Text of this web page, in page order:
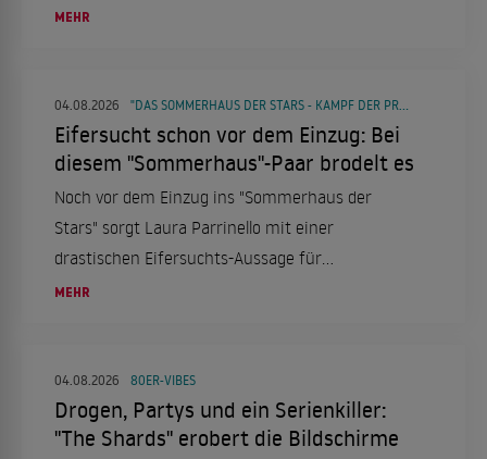
ins Bett trieb.
MEHR
04.08.2026
Eifersucht schon vor dem Einzug: Bei
diesem "Sommerhaus"-Paar brodelt es
Noch vor dem Einzug ins "Sommerhaus der
Stars" sorgt Laura Parrinello mit einer
drastischen Eifersuchts-Aussage für
Gesprächsstoff. Gleichzeitig kursieren Gerüchte
MEHR
04.08.2026 80ER-VIBES
Drogen, Partys und ein Serienkiller:
"The Shards" erobert die Bildschirme